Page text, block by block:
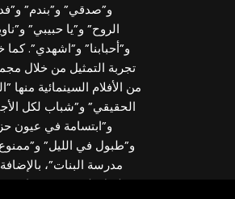
و”صدقي” و”بندم”
الروح” و”يا حبيبي”
و”أحبابنا” و”اشهدي”.
تجربة التمثيل من خلال
من الأفلام السينمائية منها
الحقيقي” و”شباب لكل
و”ابتسامة في عيون
و”طبول في الليل”
مدرسة البنات”،
مسلسل تلفزيوني بعنوان